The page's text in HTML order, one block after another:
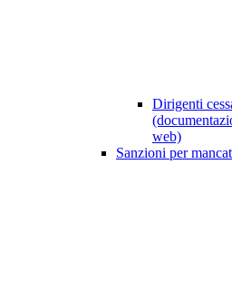
Dirigenti
web)
Sanzioni per